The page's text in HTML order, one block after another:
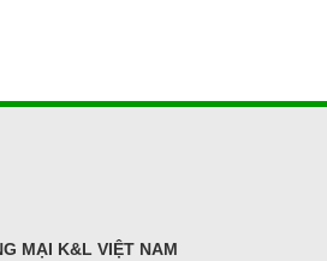
MẠI K&L VIỆT NAM